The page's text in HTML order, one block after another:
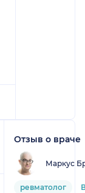
Отзыв о враче
Маркус
ревматолог